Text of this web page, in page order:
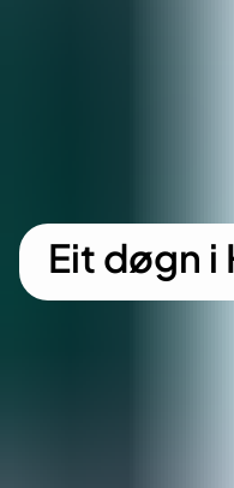
Eit døgn i